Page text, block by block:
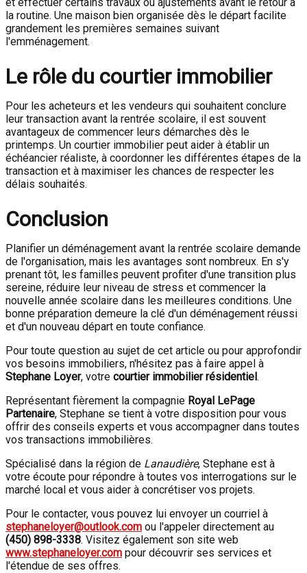
la routine. Une maison bien organisée dès le départ facilite
grandement les premières semaines suivant
l'emménagement.
Le rôle du courtier immobilier
Pour les acheteurs et les vendeurs qui souhaitent conclure
leur transaction avant la rentrée scolaire, il est souvent
avantageux de commencer leurs démarches dès le
printemps. Un courtier immobilier peut aider à établir un
échéancier réaliste, à coordonner les différentes étapes de la
transaction et à maximiser les chances de respecter les
délais souhaités.
Conclusion
Planifier un déménagement avant la rentrée scolaire demande
de l'organisation, mais les avantages sont nombreux. En s'y
prenant tôt, les familles peuvent profiter d'une transition plus
sereine, réduire leur niveau de stress et commencer la
nouvelle année scolaire dans les meilleures conditions. Une
bonne préparation demeure la clé d'un déménagement réussi
et d'un nouveau départ en toute confiance.
Pour toute question au sujet de cet article ou pour approfondir
vos besoins immobiliers, n'hésitez pas à faire appel à
Stephane Loyer, votre courtier immobilier résidentiel.
Représentant fièrement la compagnie Royal LePage
Partenaire, Stephane se tient à votre disposition pour vous
offrir des conseils experts et vous accompagner dans toutes
vos transactions immobilières.
Spécialisé dans la région de Lanaudière, Stephane est à
votre écoute pour répondre à toutes vos interrogations sur le
marché local et vous aider à concrétiser vos projets.
Pour le contacter, vous pouvez lui envoyer un courriel à
stephaneloyer@outlook.com ou l'appeler directement au
(450) 898-3338. Visitez également son site web
www.stephaneloyer.com pour découvrir ses services et
l'étendue de ses offres.